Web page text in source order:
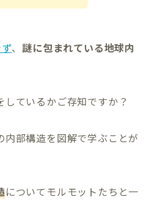
、謎に包まれている地球内
ているかご存知ですか？
部構造を図解で学ぶことが
についてモルモットたちと一